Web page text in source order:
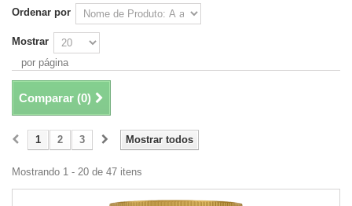
Ordenar por
Mostrar
por página
Comparar (0)
Mostrar todos
1 2 3
Mostrando 1 - 20 de 47 itens